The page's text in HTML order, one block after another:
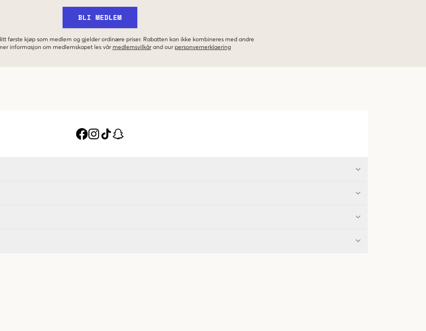
BLI MEDLEM
første kjøp som medlem og gjelder ordinære priser. Rabatten kan ikke kombineres med andre
informasjon om medlemskapet les vår medlemsvilkår and our personvernerklaering